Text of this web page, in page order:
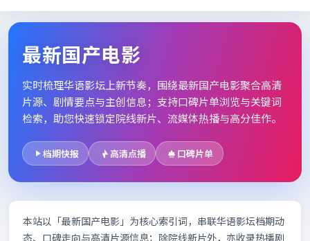
最新国产电影_高清片单档期
最新国产电影
实时梳理华语影坛上新节奏，围绕最新国产电影聚合高清
片源、剧情要点与主创信息；支持口碑片单浏览与关键词
检索，助您快速锁定院线新片、流媒体热播与高分佳作。
档期快报 高清点播 口碑片单
本站以「最新国产电影」为核心索引词，串联华语影坛档期动
态、口碑走向与高清片源信息；除院线新片外，亦收录热播剧